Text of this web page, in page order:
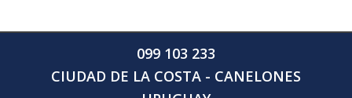
099 103 233
CIUDAD DE LA COSTA - CANELONES